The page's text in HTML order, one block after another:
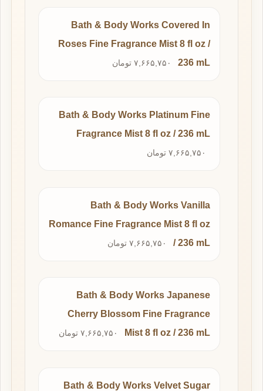
Bath & Body Works Covered In
Roses Fine Fragrance Mist 8 fl oz /
236 mL
۷,۶۶۵,۷۵۰ تومان
Bath & Body Works Platinum Fine
Fragrance Mist 8 fl oz / 236 mL
۷,۶۶۵,۷۵۰ تومان
Bath & Body Works Vanilla
Romance Fine Fragrance Mist 8 fl oz
/ 236 mL
۷,۶۶۵,۷۵۰ تومان
Bath & Body Works Japanese
Cherry Blossom Fine Fragrance
Mist 8 fl oz / 236 mL
۷,۶۶۵,۷۵۰ تومان
Bath & Body Works Velvet Sugar